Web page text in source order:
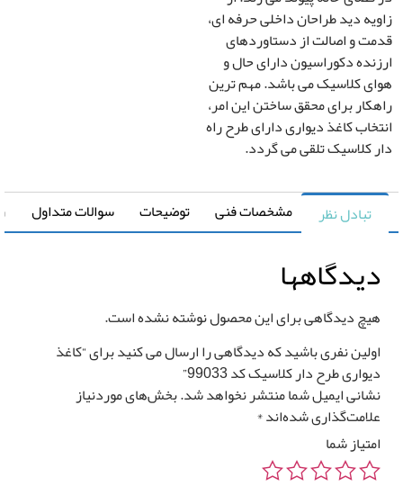
دید طراحان داخلی حرفه ای،
و اصالت از دستاوردهای
دکوراسیون دارای حال و
کلاسیک می باشد. مهم ترین
برای محقق ساختن این امر،
کاغذ دیواری دارای طرح راه
تلقی می گردد.
تبادل نظر مشخصات فنی توضیحات سوالات متداول
دیدگاهی برای این محصول نوشته نشده است.
نفری باشید که دیدگاهی را ارسال می کنید برای “کاغذ
طرح دار کلاسیک کد 99033”
ایمیل شما منتشر نخواهد شد. بخش‌های موردنیاز
شده‌اند*
شما